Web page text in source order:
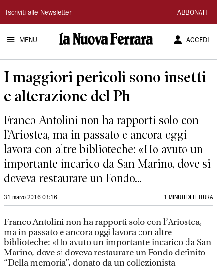
La
Nuova
Ferrara
Iscriviti alle Newsletter ABBONATI
MENU ACCEDI
I maggiori pericoli sono insetti
e alterazione del Ph
Franco Antolini non ha rapporti solo con
l’Ariostea, ma in passato e ancora oggi
lavora con altre biblioteche: «Ho avuto un
importante incarico da San Marino, dove si
doveva restaurare un Fondo...
31 marzo 2016 03:16 1 MINUTI DI LETTURA
Franco Antolini non ha rapporti solo con l’Ariostea,
ma in passato e ancora oggi lavora con altre
biblioteche: «Ho avuto un importante incarico da San
Marino, dove si doveva restaurare un Fondo definito
“Della memoria”, donato da un collezionista